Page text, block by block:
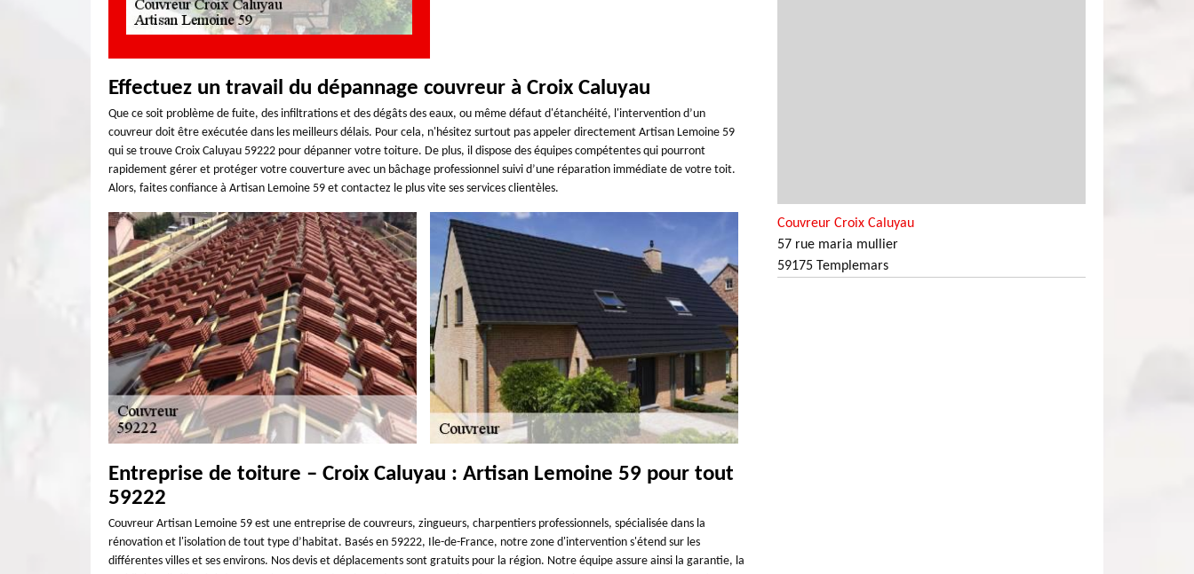
Effectuez un travail du dépannage couvreur à Croix Caluyau
Que ce soit problème de fuite, des infiltrations et des dégâts des eaux, ou même défaut d'étanchéité, l'intervention d’un
couvreur doit être exécutée dans les meilleurs délais. Pour cela, n'hésitez surtout pas appeler directement Artisan Lemoine 59
qui se trouve Croix Caluyau 59222 pour dépanner votre toiture. De plus, il dispose des équipes compétentes qui pourront
rapidement gérer et protéger votre couverture avec un bâchage professionnel suivi d’une réparation immédiate de votre toit.
Alors, faites confiance à Artisan Lemoine 59 et contactez le plus vite ses services clientèles.
Entreprise de toiture – Croix Caluyau : Artisan Lemoine 59 pour tout
59222
Couvreur Artisan Lemoine 59 est une entreprise de couvreurs, zingueurs, charpentiers professionnels, spécialisée dans la
rénovation et l'isolation de tout type d’habitat. Basés en 59222, Ile-de-France, notre zone d'intervention s'étend sur les
différentes villes et ses environs. Nos devis et déplacements sont gratuits pour la région. Notre équipe assure ainsi la garantie, la
Couvreur Croix Caluyau
57 rue maria mullier
59175 Templemars